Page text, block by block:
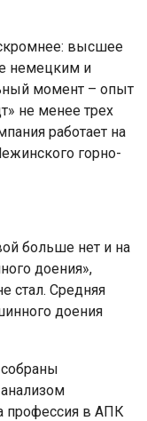
высшее
немецким и
момент – опыт
не менее трех
работает на
горно-
больше нет и на
доения»,
стал. Средняя
доения
профессия в АПК